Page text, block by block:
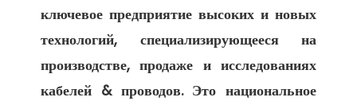
ключевое предприятие высоких и новых
технологий, специализирующееся на
производстве, продаже и исследованиях
кабелей & проводов. Это национальное